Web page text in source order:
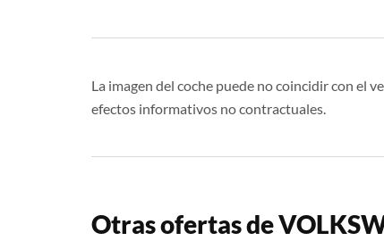
La imagen del coche puede no coincidir con el
efectos informativos no contractuales.
Otras ofertas de